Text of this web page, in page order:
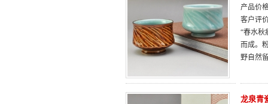
产品价
客户评
“春水秋
而成。
野自然
龙泉青